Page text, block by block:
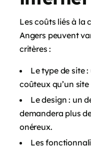
Les coûts liés à la
Angers peuvent
critères :
Le type de site
coûteux qu’un
Le design : un
demandera plus
onéreux.
Les